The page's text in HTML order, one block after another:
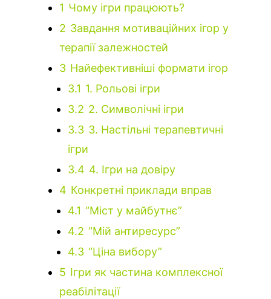
1 Чому ігри працюють?
2 Завдання мотиваційних ігор у
терапії залежностей
3 Найефективніші формати ігор
3.1 1. Рольові ігри
3.2 2. Символічні ігри
3.3 3. Настільні терапевтичні
ігри
3.4 4. Ігри на довіру
4 Конкретні приклади вправ
4.1 “Міст у майбутнє”
4.2 “Мій антиресурс”
4.3 “Ціна вибору”
5 Ігри як частина комплексної
реабілітації